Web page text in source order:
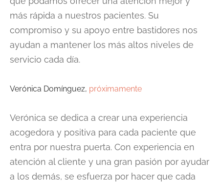
más rápida a nuestros pacientes. Su
compromiso y su apoyo entre bastidores nos
ayudan a mantener los más altos niveles de
servicio cada día.
Verónica Domínguez, próximamente
Verónica se dedica a crear una experiencia
acogedora y positiva para cada paciente que
entra por nuestra puerta. Con experiencia en
atención al cliente y una gran pasión por ayudar
a los demás, se esfuerza por hacer que cada